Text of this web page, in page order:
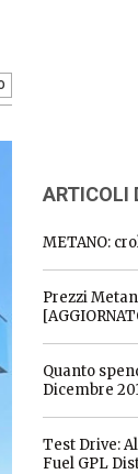
ARTICOLI
METANO:
Prezzi
Quanto
Dicembre
Test Drive:
Fuel GPL